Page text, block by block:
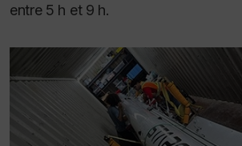
entre 5 h et 9 h.